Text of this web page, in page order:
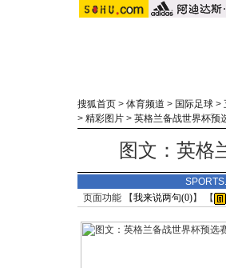
搜狐首页 > 体育频道 > 国际足球 >
> 精彩图片 > 英格兰备战世界杯预
图文：英格
页面功能 【我来说两句(0)】 【